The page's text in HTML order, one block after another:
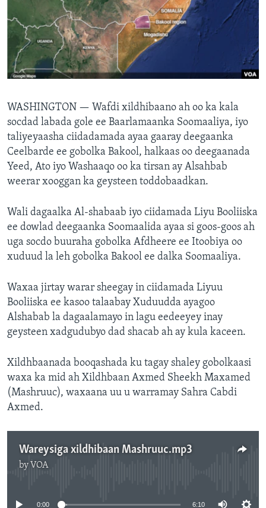
FAAQIDAADDA TODDOBAADKA
DHEXTAALKA TODDOBAADKA
WASHINGTON — Wafdi xildhibaano ah oo ka kala
socdad labada gole ee Baarlamaanka Soomaaliya, iyo
taliyeyaasha ciidadamada ayaa gaaray deegaanka
Ceelbarde ee gobolka Bakool, halkaas oo deegaanada
Yeed, Ato iyo Washaaqo oo ka tirsan ay Alsahbab
weerar xooggan ka geysteen toddobaadkan.
Wali dagaalka Al-shabaab iyo ciidamada Liyu Booliiska
ee dowlad deegaanka Soomaalida ayaa si goos-goos ah
uga socdo buuraha gobolka Afdheere ee Itoobiya oo
xuduud la leh gobolka Bakool ee dalka Soomaaliya.
Waxaa jirtay warar sheegay in ciidamada Liyuu
Booliiska ee kasoo talaabay Xuduudda ayagoo
Alshabab la dagaalamayo in lagu eedeeyey inay
geysteen xadgudubyo dad shacab ah ay kula kaceen.
Xildhbaanada booqashada ku tagay shaley gobolkaasi
waxa ka mid ah Xildhbaan Axmed Sheekh Maxamed
(Mashruuc), waxaana uu u warramay Sahra Cabdi
Axmed.
Wareysiga xildhibaan Mashruuc.mp3
by VOA
0:00 6:10